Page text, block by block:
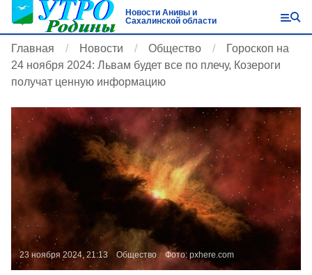
Новости Анивы и
Сахалинской области
Главная Новости Общество
Гороскоп на
24 ноября 2024: Львам будет все по плечу, Козероги
получат ценную информацию
23 ноября 2024, 21:13 Общество Фото: pxhere.com